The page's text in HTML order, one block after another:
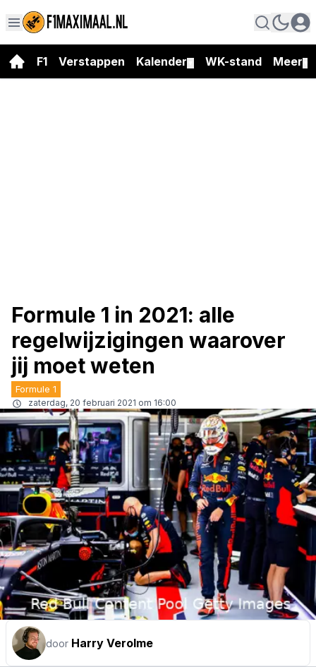
F1 Verstappen Kalender WK-stand Meer
Formule 1 in 2021: alle
regelwijzigingen waarover
jij moet weten
Formule 1
zaterdag, 20 februari 2021 om 16:00
door Harry Verolme